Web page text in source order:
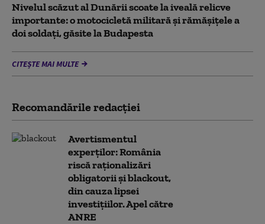
Nivelul scăzut al Dunării scoate la iveală relicve
importante: o motocicletă militară și rămășițele a
doi soldați, găsite la Budapesta
CITEȘTE MAI MULTE
Recomandările redacţiei
Avertismentul
experților: România
riscă raționalizări
obligatorii și blackout,
din cauza lipsei
investițiilor. Apel către
ANRE